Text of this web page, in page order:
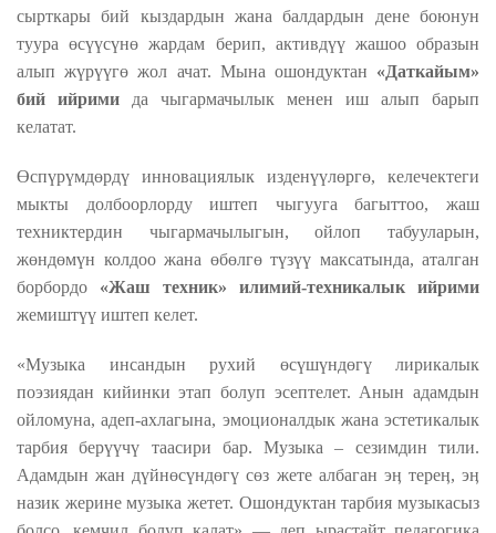
сырткары бий кыздардын жана балдардын дене боюнун
туура өсүүсүнө жардам берип, активдүү жашоо образын
алып жүрүүгө жол ачат. Мына ошондуктан «Даткайым»
бий ийрими да чыгармачылык менен иш алып барып
келатат.
Өспүрүмдөрдү инновациялык изденүүлөргө, келечектеги
мыкты долбоорлорду иштеп чыгууга багыттоо, жаш
техниктердин чыгармачылыгын, ойлоп табууларын,
жөндөмүн колдоо жана өбөлгө түзүү максатында, аталган
борбордо «Жаш техник» илимий-техникалык ийрими
жемиштүү иштеп келет.
«Музыка инсандын рухий өсүшүндөгү лирикалык
поэзиядан кийинки этап болуп эсептелет. Анын адамдын
ойломуна, адеп-ахлагына, эмоционалдык жана эстетикалык
тарбия берүүчү таасири бар. Музыка – сезимдин тили.
Адамдын жан дүйнөсүндөгү сөз жете албаган эӊ тереӊ, эӊ
назик жерине музыка жетет. Ошондуктан тарбия музыкасыз